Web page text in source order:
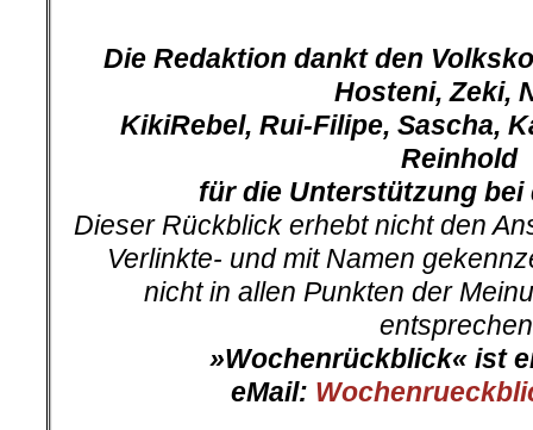
Die Redaktion dankt den
Hosteni, Zeki,
KikiRebel, Rui-Filipe, Sascha,
Reinhold
für die Unterstützung bei
Dieser Rückblick erhebt nicht den
Verlinkte- und mit Namen
nicht in allen Punkten der
»Wochenrückblick« ist
eMail: